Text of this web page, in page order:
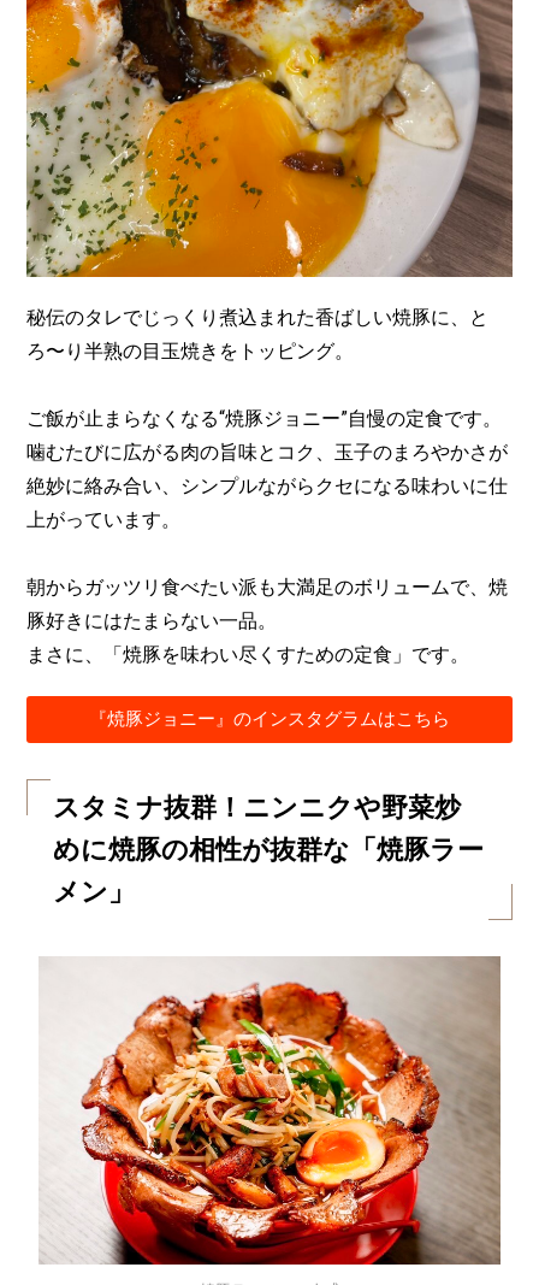
秘伝のタレでじっくり煮込まれた香ばしい焼豚に、と
ろ〜り半熟の目玉焼きをトッピング。
ご飯が止まらなくなる“焼豚ジョニー”自慢の定食です。
噛むたびに広がる肉の旨味とコク、玉子のまろやかさが
絶妙に絡み合い、シンプルながらクセになる味わいに仕
上がっています。
朝からガッツリ食べたい派も大満足のボリュームで、焼
豚好きにはたまらない一品。
まさに、「焼豚を味わい尽くすための定食」です。
『焼豚ジョニー』のインスタグラムはこちら
スタミナ抜群！ニンニクや野菜炒
めに焼豚の相性が抜群な「焼豚ラー
メン」